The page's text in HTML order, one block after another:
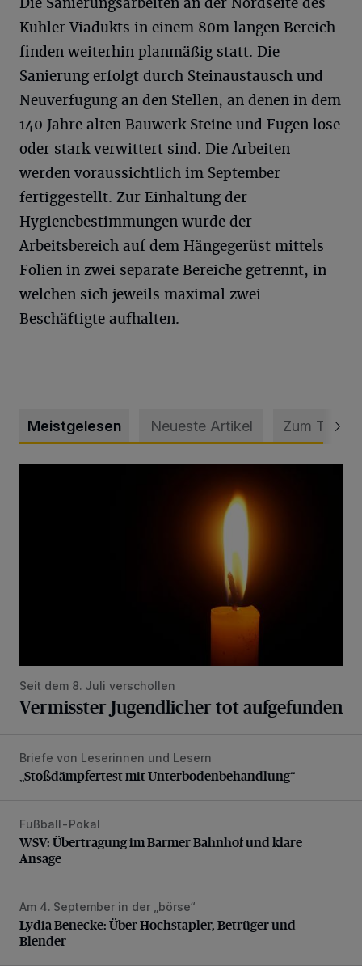
Kuhler Viadukts in einem 80m langen Bereich
finden weiterhin planmäßig statt. Die
Sanierung erfolgt durch Steinaustausch und
Neuverfugung an den Stellen, an denen in dem
140 Jahre alten Bauwerk Steine und Fugen lose
oder stark verwittert sind. Die Arbeiten
werden voraussichtlich im September
fertiggestellt. Zur Einhaltung der
Hygienebestimmungen wurde der
Arbeitsbereich auf dem Hängegerüst mittels
Folien in zwei separate Bereiche getrennt, in
welchen sich jeweils maximal zwei
Beschäftigte aufhalten.
Meistgelesen Neueste Artikel Zum Thema
Seit dem 8. Juli verschollen
Vermisster Jugendlicher tot aufgefunden
„Stoßdämpfertest mit Unterbodenbehandlung“
Briefe von Leserinnen und Lesern
„Stoßdämpfertest mit Unterbodenbehandlung“
WSV: Übertragung im Barmer Bahnhof und klare Ansage
Fußball-Pokal
WSV: Übertragung im Barmer Bahnhof und klare
Ansage
Lydia Benecke: Über Hochstapler, Betrüger und Blender
Am 4. September in der „börse“
Lydia Benecke: Über Hochstapler, Betrüger und
Blender